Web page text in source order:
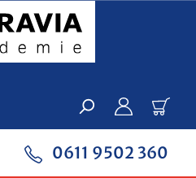
0611 9502 360